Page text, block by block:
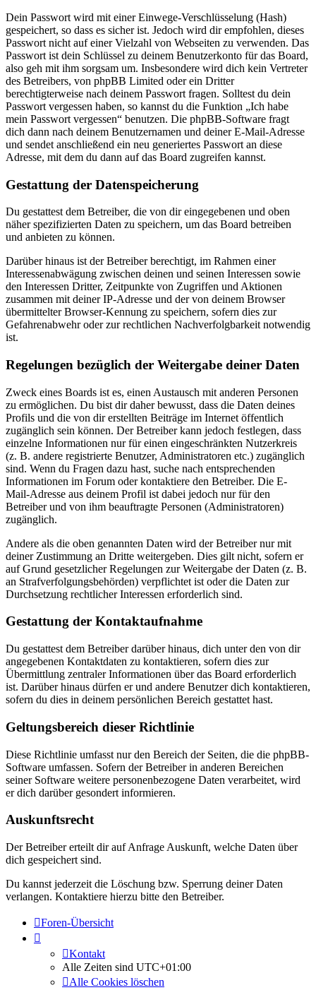
Dein Passwort wird mit einer Einwege-Verschlüsselung (Hash)
gespeichert, so dass es sicher ist. Jedoch wird dir empfohlen, dieses
Passwort nicht auf einer Vielzahl von Webseiten zu verwenden. Das
Passwort ist dein Schlüssel zu deinem Benutzerkonto für das Board,
also geh mit ihm sorgsam um. Insbesondere wird dich kein Vertreter
des Betreibers, von phpBB Limited oder ein Dritter
berechtigterweise nach deinem Passwort fragen. Solltest du dein
Passwort vergessen haben, so kannst du die Funktion „Ich habe
mein Passwort vergessen“ benutzen. Die phpBB-Software fragt
dich dann nach deinem Benutzernamen und deiner E-Mail-Adresse
und sendet anschließend ein neu generiertes Passwort an diese
Adresse, mit dem du dann auf das Board zugreifen kannst.
Gestattung der Datenspeicherung
Du gestattest dem Betreiber, die von dir eingegebenen und oben
näher spezifizierten Daten zu speichern, um das Board betreiben
und anbieten zu können.
Darüber hinaus ist der Betreiber berechtigt, im Rahmen einer
Interessenabwägung zwischen deinen und seinen Interessen sowie
den Interessen Dritter, Zeitpunkte von Zugriffen und Aktionen
zusammen mit deiner IP-Adresse und der von deinem Browser
übermittelter Browser-Kennung zu speichern, sofern dies zur
Gefahrenabwehr oder zur rechtlichen Nachverfolgbarkeit notwendig
ist.
Regelungen bezüglich der Weitergabe deiner Daten
Zweck eines Boards ist es, einen Austausch mit anderen Personen
zu ermöglichen. Du bist dir daher bewusst, dass die Daten deines
Profils und die von dir erstellten Beiträge im Internet öffentlich
zugänglich sein können. Der Betreiber kann jedoch festlegen, dass
einzelne Informationen nur für einen eingeschränkten Nutzerkreis
(z. B. andere registrierte Benutzer, Administratoren etc.) zugänglich
sind. Wenn du Fragen dazu hast, suche nach entsprechenden
Informationen im Forum oder kontaktiere den Betreiber. Die E-
Mail-Adresse aus deinem Profil ist dabei jedoch nur für den
Betreiber und von ihm beauftragte Personen (Administratoren)
zugänglich.
Andere als die oben genannten Daten wird der Betreiber nur mit
deiner Zustimmung an Dritte weitergeben. Dies gilt nicht, sofern er
auf Grund gesetzlicher Regelungen zur Weitergabe der Daten (z. B.
an Strafverfolgungsbehörden) verpflichtet ist oder die Daten zur
Durchsetzung rechtlicher Interessen erforderlich sind.
Gestattung der Kontaktaufnahme
Du gestattest dem Betreiber darüber hinaus, dich unter den von dir
angegebenen Kontaktdaten zu kontaktieren, sofern dies zur
Übermittlung zentraler Informationen über das Board erforderlich
ist. Darüber hinaus dürfen er und andere Benutzer dich kontaktieren,
sofern du dies in deinem persönlichen Bereich gestattet hast.
Geltungsbereich dieser Richtlinie
Diese Richtlinie umfasst nur den Bereich der Seiten, die die phpBB-
Software umfassen. Sofern der Betreiber in anderen Bereichen
seiner Software weitere personenbezogene Daten verarbeitet, wird
er dich darüber gesondert informieren.
Auskunftsrecht
Der Betreiber erteilt dir auf Anfrage Auskunft, welche Daten über
dich gespeichert sind.
Du kannst jederzeit die Löschung bzw. Sperrung deiner Daten
verlangen. Kontaktiere hierzu bitte den Betreiber.
Foren-Übersicht
Kontakt
Alle Zeiten sind UTC+01:00
Alle Cookies löschen